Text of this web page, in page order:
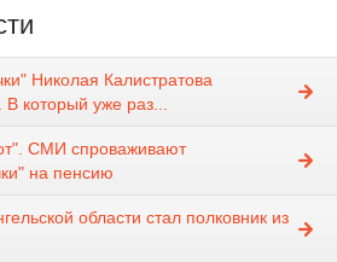
Николая Калистратова
В который уже раз...
СМИ спроваживают
на пенсию
области стал полковник из